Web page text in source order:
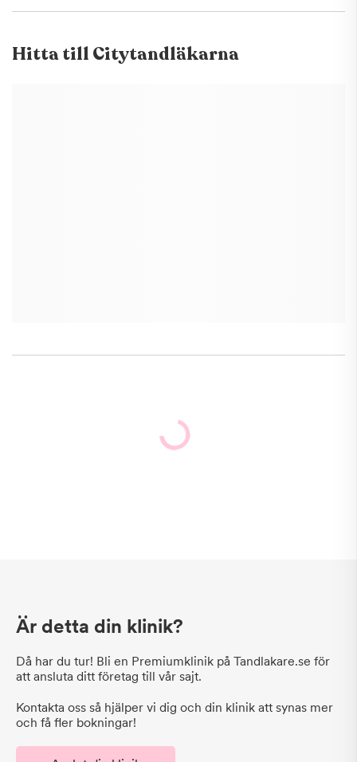
Hitta till Citytandläkarna
Är detta din klinik?
Då har du tur! Bli en Premiumklinik på Tandlakare.se för
att ansluta ditt företag till vår sajt.
Kontakta oss så hjälper vi dig och din klinik att synas mer
och få fler bokningar!